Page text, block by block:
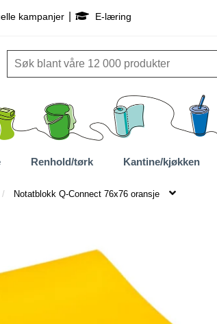
kampanjer E-læring
Renhold/tørk Kantine/kjøkken
Notatblokk Q-Connect 76x76 oransje